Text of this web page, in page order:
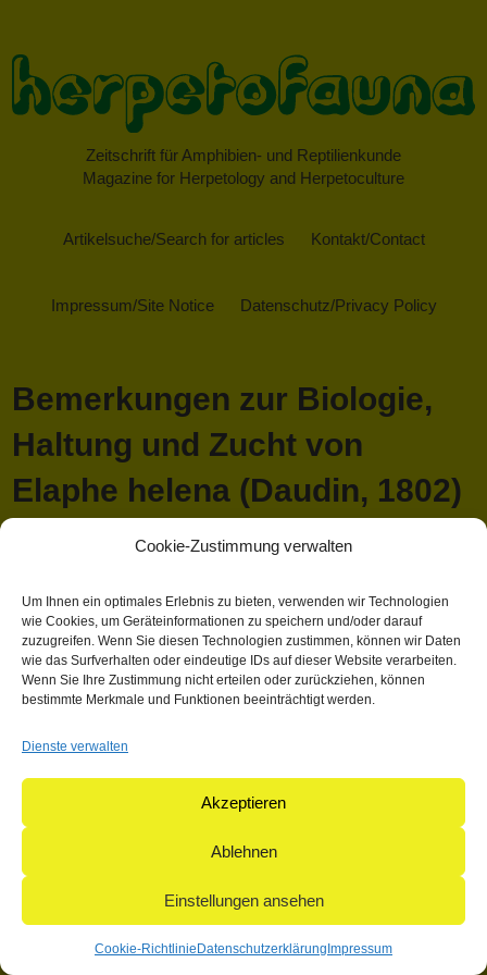
Cookie-Zustimmung verwalten
Um Ihnen ein optimales Erlebnis zu bieten, verwenden wir Technologien
wie Cookies, um Geräteinformationen zu speichern und/oder darauf
zuzugreifen. Wenn Sie diesen Technologien zustimmen, können wir Daten
wie das Surfverhalten oder eindeutige IDs auf dieser Website verarbeiten.
Wenn Sie Ihre Zustimmung nicht erteilen oder zurückziehen, können
bestimmte Merkmale und Funktionen beeinträchtigt werden.
Dienste verwalten
Akzeptieren
Ablehnen
Einstellungen ansehen
Cookie-Richtlinie Datenschutzerklärung Impressum
Zeitschrift für Amphibien- und Reptilienkunde
Magazine for Herpetology and Herpetoculture
Artikelsuche/Search for articles Kontakt/Contact
Impressum/Site Notice Datenschutz/Privacy Policy
Bemerkungen zur Biologie,
Haltung und Zucht von
Elaphe helena (Daudin, 1802)
April 13, 2018 1:03 p.m. Veröffentlicht vonMathieu Hauck
Dieser Artikel wurde verfasst von Mathieu Hauck
Suchen
Suchen
© 2004-2026: herpetofauna Verlags-GmbH | Postfach 11 10 |
71365 Weinstadt | Germany